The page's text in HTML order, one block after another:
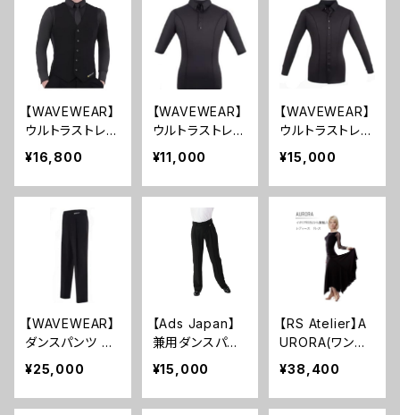
【WAVEWEAR】
ウルトラストレッ
チ ベスト
¥16,800
【WAVEWEAR】
ウルトラストレッ
チ ダンスポロシ
ャツ
¥11,000
【WAVEWEAR】
ウルトラストレッ
チ ダンスシャツ
¥15,000
【WAVEWEAR】
ダンスパンツ ア
ジャスター付
¥25,000
【Ads Japan】
兼用ダンスパン
ツ ADS 001
¥15,000
【RS Atelier】A
URORA(ワンピ
ース)
¥38,400